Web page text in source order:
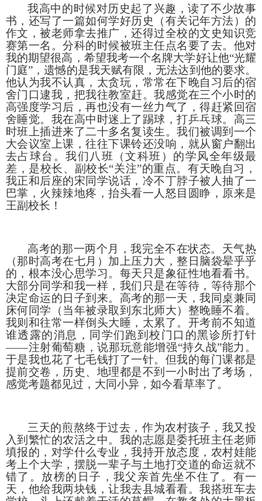
我高中的时候对历史起了兴趣，读了不少故事
书，还写了一篇如何学好历史（有关记年方法）的
作文，被老师拿去推广，还得过全校的文史知识竞
赛第一名。分科的时候被班主任点名要了去。他对
我的期望很高，希望我考一个名牌大学好让他“光耀
门庭”，遗憾的是我天赋有限，无法达到他的要求。
他认为我不认真，太贪玩，常常在下晚自习后的宿
舍门口逮我，把我往教室赶。我感觉在三个小时的
高强度学习后，再也没有一丝力气了，得赶紧回宿
舍睡觉。我在高中时迷上了踢球，打乒乓球。高三
时班上插进来了二十多名复读生。我们被调到一个
大会议室上课，往往下课铃还没响，就从窗户翻出
去占球台。我们八班（文科班）的学风全年级最
差，是校长、副校长“关注”的重点。有天晚自习，
我正和后座的宋同学说话，冷不丁脖子被人抽了一
巴掌，火辣辣地疼，抬头看一人怒目圆睁，原来是
王副校长！
高考的那一两个月，我完全不在状态。天气热
（那时高考在七月）加上压力大，整日脑袋晕乎乎
的，根本没心思学习。每天只是象征性地看看书。
大部分同学和我一样，我们只是在等待，等待那个
决定命运的日子到来。高考的那一天，我同桌兼同
床何同学（当年被录取到东北师大）整晚睡不着。
我则和往常一样倒头大睡，太累了。开考前不知道
谁透露的消息，同学们跑到校门口的黑诊所打针
——注射葡萄糖，说那玩意能增强“持久战”能力。
于是我也花了七毛钱打了一针。但我的每门课都是
提前交卷，历史、地理都是不到一小时出了考场，
感觉考题都见过，大同小异，如今看草率了。
三天的煎熬终于过去，作为农村孩子，我又投
入到繁忙的农活之中。我的志愿是委托班主任老师
填报的，对学什么专业，我持开放态度，农村娃能
考上个大学，摆脱一辈子与土地打交道的命运就不
错了。放榜的日子，我父亲首先坐不住了。有一
天，他给我两块钱，让我去县城看看。我搭班车去